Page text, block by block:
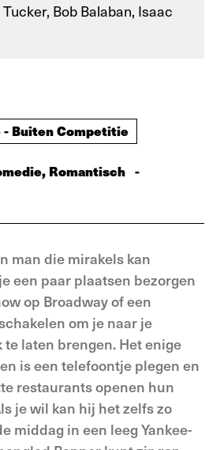
Bob Balaban, Isaac
Buiten Competitie
Romantisch -
man die mirakels kan
een paar plaatsen bezorgen
op Broadway of een
om je naar je
laten brengen. Het enige
is een telefoontje plegen en
restaurants openen hun
je wil kan hij het zelfs zo
middag in een leeg Yankee-